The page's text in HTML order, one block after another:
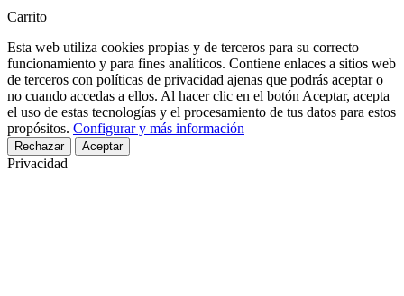
Carrito
Esta web utiliza cookies propias y de terceros para su correcto
funcionamiento y para fines analíticos. Contiene enlaces a sitios web
de terceros con políticas de privacidad ajenas que podrás aceptar o
no cuando accedas a ellos. Al hacer clic en el botón Aceptar, acepta
el uso de estas tecnologías y el procesamiento de tus datos para estos
propósitos. Configurar y más información
Rechazar Aceptar
Privacidad